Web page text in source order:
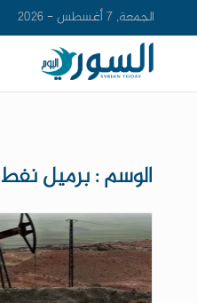
الجمعة, 7 أغسطس - 2026
الوسم : برميل نفط